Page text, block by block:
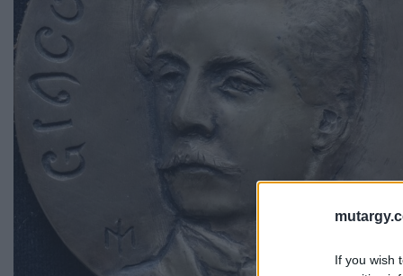
If you wish